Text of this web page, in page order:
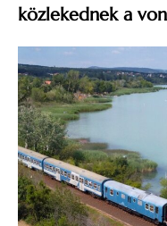
közlekednek a